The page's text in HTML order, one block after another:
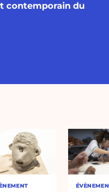
contemporain du